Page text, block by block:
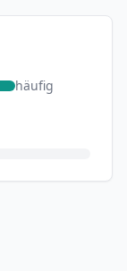
häufig